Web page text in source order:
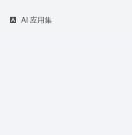
AI 应用集